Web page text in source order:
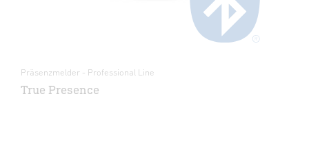
Präsenzmelder - Professional Line
True Presence